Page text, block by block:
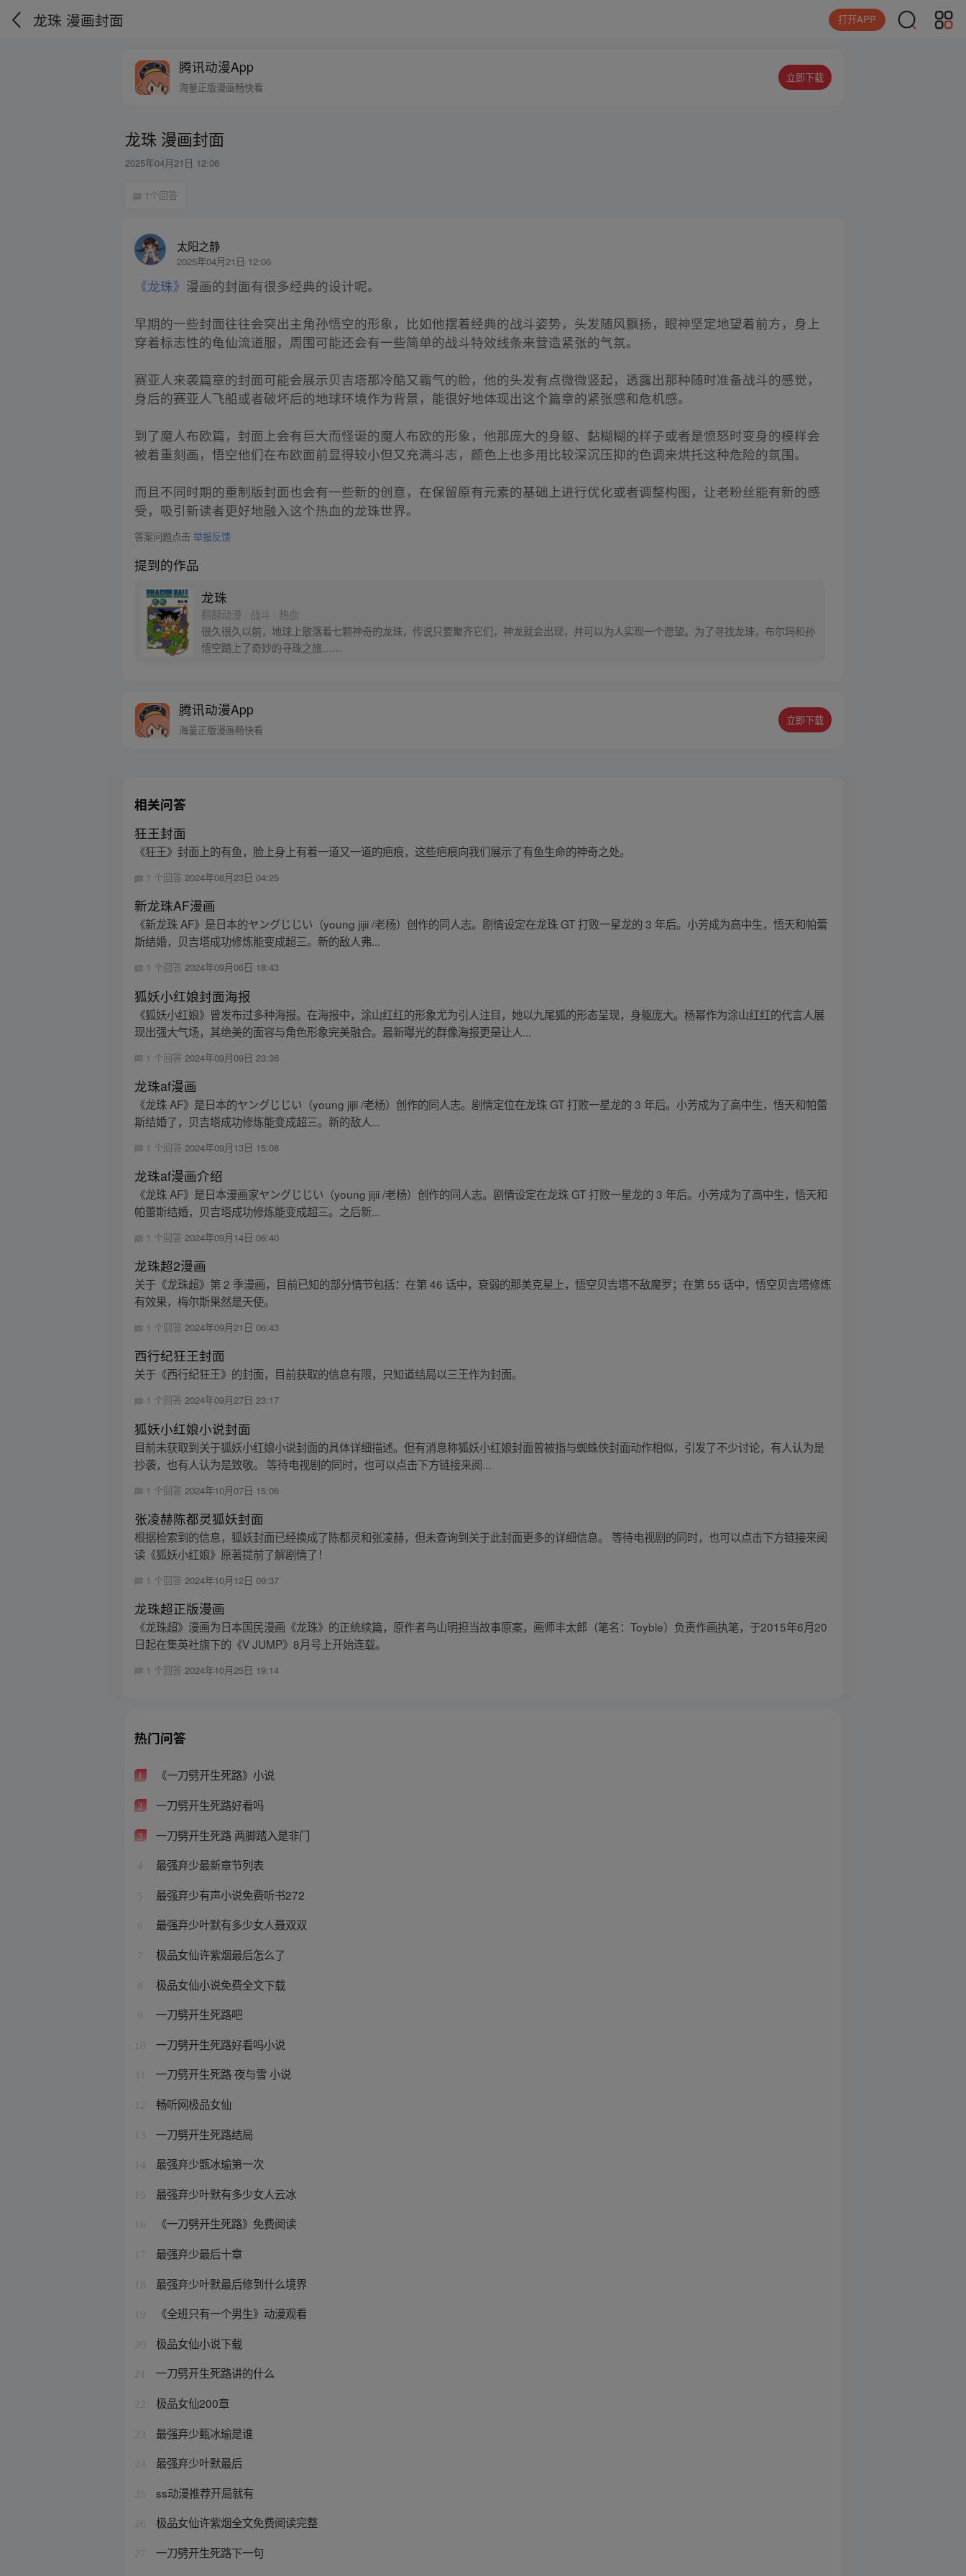
龙珠 漫画封面 打开APP
腾讯动漫App
海量正版漫画畅快看
立即下载
龙珠 漫画封面
2025年04月21日 12:06
1个回答
太阳之静
2025年04月21日 12:06
《龙珠》 漫画的封面有很多经典的设计呢。
早期的一些封面往往会突出主角孙悟空的形象，比如他摆着经典的战斗姿势，头发随风飘扬，眼神坚定地望着前方，身上
穿着标志性的龟仙流道服，周围可能还会有一些简单的战斗特效线条来营造紧张的气氛。
赛亚人来袭篇章的封面可能会展示贝吉塔那冷酷又霸气的脸，他的头发有点微微竖起，透露出那种随时准备战斗的感觉，
身后的赛亚人飞船或者破坏后的地球环境作为背景，能很好地体现出这个篇章的紧张感和危机感。
到了魔人布欧篇，封面上会有巨大而怪诞的魔人布欧的形象，他那庞大的身躯、黏糊糊的样子或者是愤怒时变身的模样会
被着重刻画，悟空他们在布欧面前显得较小但又充满斗志，颜色上也多用比较深沉压抑的色调来烘托这种危险的氛围。
而且不同时期的重制版封面也会有一些新的创意，在保留原有元素的基础上进行优化或者调整构图，让老粉丝能有新的感
受，吸引新读者更好地融入这个热血的龙珠世界。
答案问题点击举报反馈
提到的作品
龙珠
翻翻动漫 · 战斗 · 热血
很久很久以前，地球上散落着七颗神奇的龙珠，传说只要聚齐它们，神龙就会出现，并可以为人实现一个愿望。为了寻找龙珠，布尔玛和孙
悟空踏上了奇妙的寻珠之旅……
腾讯动漫App
海量正版漫画畅快看
立即下载
相关问答
狂王封面
《狂王》封面上的有鱼，脸上身上有着一道又一道的疤痕，这些疤痕向我们展示了有鱼生命的神奇之处。
1 个回答2024年08月23日 04:25
新龙珠AF漫画
《新龙珠 AF》是日本的ヤングじじい（young jijii /老杨）创作的同人志。剧情设定在龙珠 GT 打败一星龙的 3 年后。小芳成为高中生，悟天和帕蕾
斯结婚，贝吉塔成功修炼能变成超三。新的敌人弗...
1 个回答2024年09月06日 18:43
狐妖小红娘封面海报
《狐妖小红娘》曾发布过多种海报。在海报中，涂山红红的形象尤为引人注目，她以九尾狐的形态呈现，身躯庞大。杨幂作为涂山红红的代言人展
现出强大气场，其绝美的面容与角色形象完美融合。最新曝光的群像海报更是让人...
1 个回答 2024年09月09日 23:36
龙珠af漫画
《龙珠 AF》是日本的ヤングじじい（young jijii /老杨）创作的同人志。剧情定位在龙珠 GT 打败一星龙的 3 年后。小芳成为了高中生，悟天和帕蕾
斯结婚了，贝吉塔成功修炼能变成超三。新的敌人...
1 个回答 2024年09月13日 15:08
龙珠af漫画介绍
《龙珠 AF》是日本漫画家ヤングじじい（young jijii /老杨）创作的同人志。剧情设定在龙珠 GT 打败一星龙的 3 年后。小芳成为了高中生，悟天和
帕蕾斯结婚，贝吉塔成功修炼能变成超三。之后新...
1 个回答2024年09月14日 06:40
龙珠超2漫画
关于《龙珠超》第 2 季漫画，目前已知的部分情节包括：在第 46 话中，衰弱的那美克星上，悟空贝吉塔不敌魔罗；在第 55 话中，悟空贝吉塔修炼
有效果，梅尔斯果然是天使。
1 个回答2024年09月21日 06:43
西行纪狂王封面
关于《西行纪狂王》的封面，目前获取的信息有限，只知道结局以三王作为封面。
1 个回答2024年09月27日 23:17
狐妖小红娘小说封面
目前未获取到关于狐妖小红娘小说封面的具体详细描述。但有消息称狐妖小红娘封面曾被指与蜘蛛侠封面动作相似，引发了不少讨论，有人认为是
抄袭，也有人认为是致敬。 等待电视剧的同时，也可以点击下方链接来阅...
1 个回答 2024年10月07日 15:06
张凌赫陈都灵狐妖封面
根据检索到的信息，狐妖封面已经换成了陈都灵和张凌赫，但未查询到关于此封面更多的详细信息。 等待电视剧的同时，也可以点击下方链接来阅
读《狐妖小红娘》原著提前了解剧情了！
1 个回答 2024年10月12日 09:37
龙珠超正版漫画
《龙珠超》漫画为日本国民漫画《龙珠》的正统续篇，原作者鸟山明担当故事原案，画师丰太郎（笔名：Toyble）负责作画执笔，于2015年6月20
日起在集英社旗下的《V JUMP》8月号上开始连载。
1 个回答2024年10月25日 19:14
热门问答
1 《一刀劈开生死路》小说
2 一刀劈开生死路好看吗
3 一刀劈开生死路 两脚踏入是非门
4 最强弃少最新章节列表
5 最强弃少有声小说免费听书272
6 最强弃少叶默有多少女人聂双双
7 极品女仙许紫烟最后怎么了
8 极品女仙小说免费全文下载
9 一刀劈开生死路吧
10 一刀劈开生死路好看吗小说
一刀劈开生死路 夜与雪 小说
12 畅听网极品女仙
13 一刀劈开生死路结局
14 最强弃少甑冰瑜第一次
15 最强弃少叶默有多少女人云冰
16 《一刀劈开生死路》免费阅读
17 最强弃少最后十章
18 最强弃少叶默最后修到什么境界
19 《全班只有一个男生》动漫观看
20 极品女仙小说下载
21 一刀劈开生死路讲的什么
22 极品女仙200章
23 最强弃少甄冰瑜是谁
24 最强弃少叶默最后
25 ss动漫推荐开局就有
26 极品女仙许紫烟全文免费阅读完整
27
一刀劈开生死路下一句